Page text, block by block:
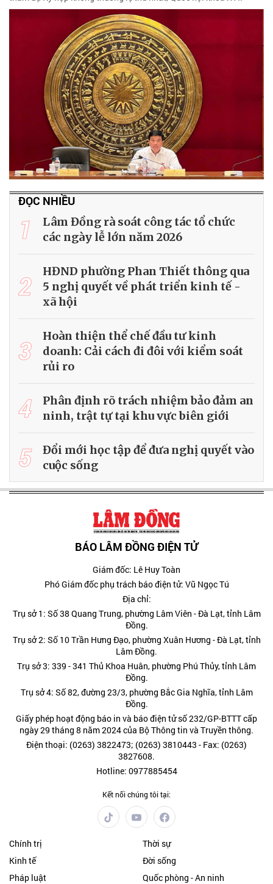
ĐỌC NHIỀU
1
Lâm Đồng rà soát công tác tổ chức
các ngày lễ lớn năm 2026
2
HĐND phường Phan Thiết thông qua
5 nghị quyết về phát triển kinh tế -
xã hội
3
Hoàn thiện thể chế đầu tư kinh
doanh: Cải cách đi đôi với kiểm soát
rủi ro
4
Phân định rõ trách nhiệm bảo đảm an
ninh, trật tự tại khu vực biên giới
5
Đổi mới học tập để đưa nghị quyết vào
cuộc sống
BÁO LÂM ĐỒNG ĐIỆN TỬ
Giám đốc: Lê Huy Toàn
Phó Giám đốc phụ trách báo điện tử: Vũ Ngọc Tú
Địa chỉ:
Trụ sở 1: Số 38 Quang Trung, phường Lâm Viên - Đà Lạt, tỉnh Lâm
Đồng.
Trụ sở 2: Số 10 Trần Hưng Đạo, phường Xuân Hương - Đà Lạt, tỉnh
Lâm Đồng.
Trụ sở 3: 339 - 341 Thủ Khoa Huân, phường Phú Thủy, tỉnh Lâm
Đồng.
Trụ sở 4: Số 82, đường 23/3, phường Bắc Gia Nghĩa, tỉnh Lâm
Đồng.
Giấy phép hoạt động báo in và báo điện tử số 232/GP-BTTT cấp
ngày 29 tháng 8 năm 2024 của Bộ Thông tin và Truyền thông.
Điện thoại: (0263) 3822473; (0263) 3810443 - Fax: (0263)
3827608.
Hotline: 0977885454
Kết nối chúng tôi tại:
Chính trị
Thời sự
Kinh tế
Đời sống
Pháp luật
Quốc phòng - An ninh